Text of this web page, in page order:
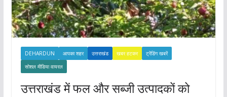
DEHARDUN आपका शहर उत्तराखंड खबर हटकर
ट्रेंडिंग खबरें
सोशल मीडिया वायरल
उत्तराखंड में फल और सब्जी उत्पादकों को